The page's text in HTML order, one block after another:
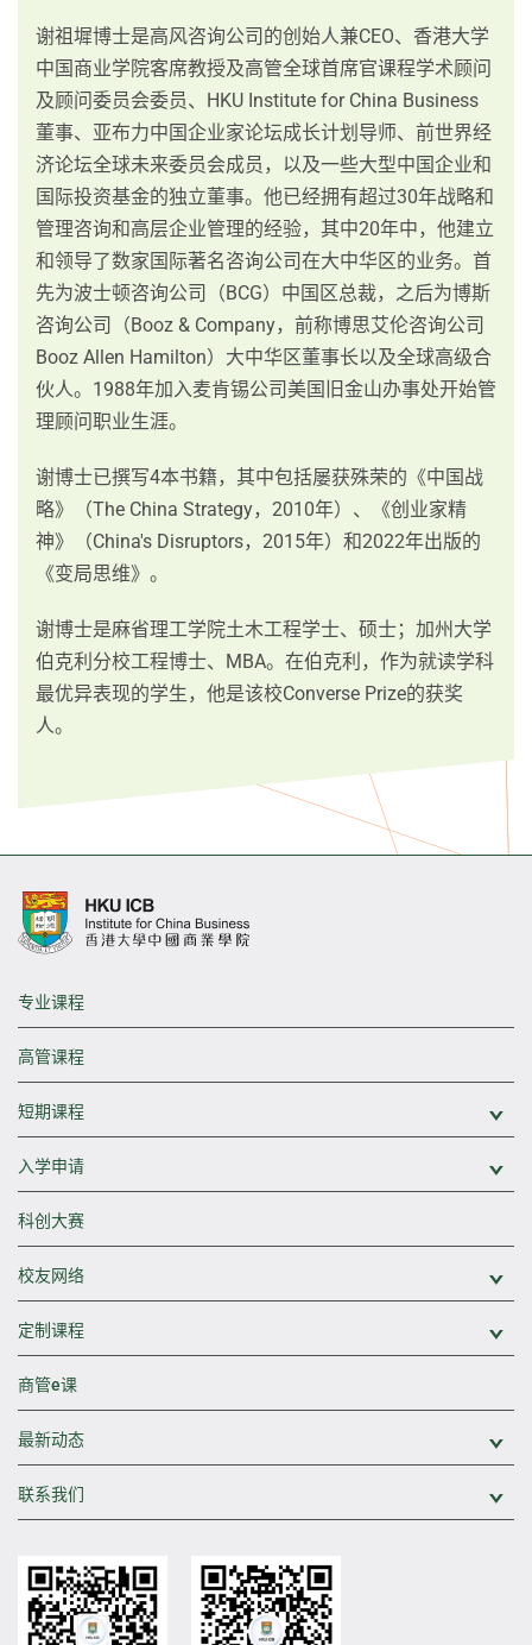
谢祖墀博士是高风咨询公司的创始人兼CEO、香港大学
中国商业学院客席教授及高管全球首席官课程学术顾问
及顾问委员会委员、HKU Institute for China Business
董事、亚布力中国企业家论坛成长计划导师、前世界经
济论坛全球未来委员会成员，以及一些大型中国企业和
国际投资基金的独立董事。他已经拥有超过30年战略和
管理咨询和高层企业管理的经验，其中20年中，他建立
和领导了数家国际著名咨询公司在大中华区的业务。首
先为波士顿咨询公司（BCG）中国区总裁，之后为博斯
咨询公司（Booz & Company，前称博思艾伦咨询公司
Booz Allen Hamilton）大中华区董事长以及全球高级合
伙人。1988年加入麦肯锡公司美国旧金山办事处开始管
理顾问职业生涯。
谢博士已撰写4本书籍，其中包括屡获殊荣的《中国战
略》（The China Strategy，2010年）、《创业家精
神》（China's Disruptors，2015年）和2022年出版的
《变局思维》。
谢博士是麻省理工学院土木工程学士、硕士；加州大学
伯克利分校工程博士、MBA。在伯克利，作为就读学科
最优异表现的学生，他是该校Converse Prize的获奖
人。
专业课程
高管课程
短期课程
入学申请
科创大赛
校友网络
定制课程
商管e课
最新动态
联系我们